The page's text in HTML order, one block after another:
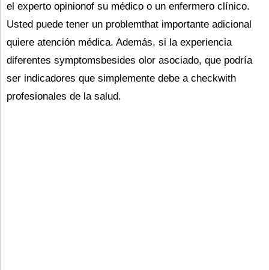
el experto opinionof su médico o un enfermero clínico.
Usted puede tener un problemthat importante adicional
quiere atención médica. Además, si la experiencia
diferentes symptomsbesides olor asociado, que podría
ser indicadores que simplemente debe a checkwith
profesionales de la salud.